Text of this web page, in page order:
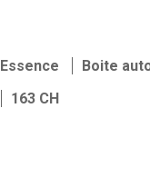
Essence
Boite
163 CH